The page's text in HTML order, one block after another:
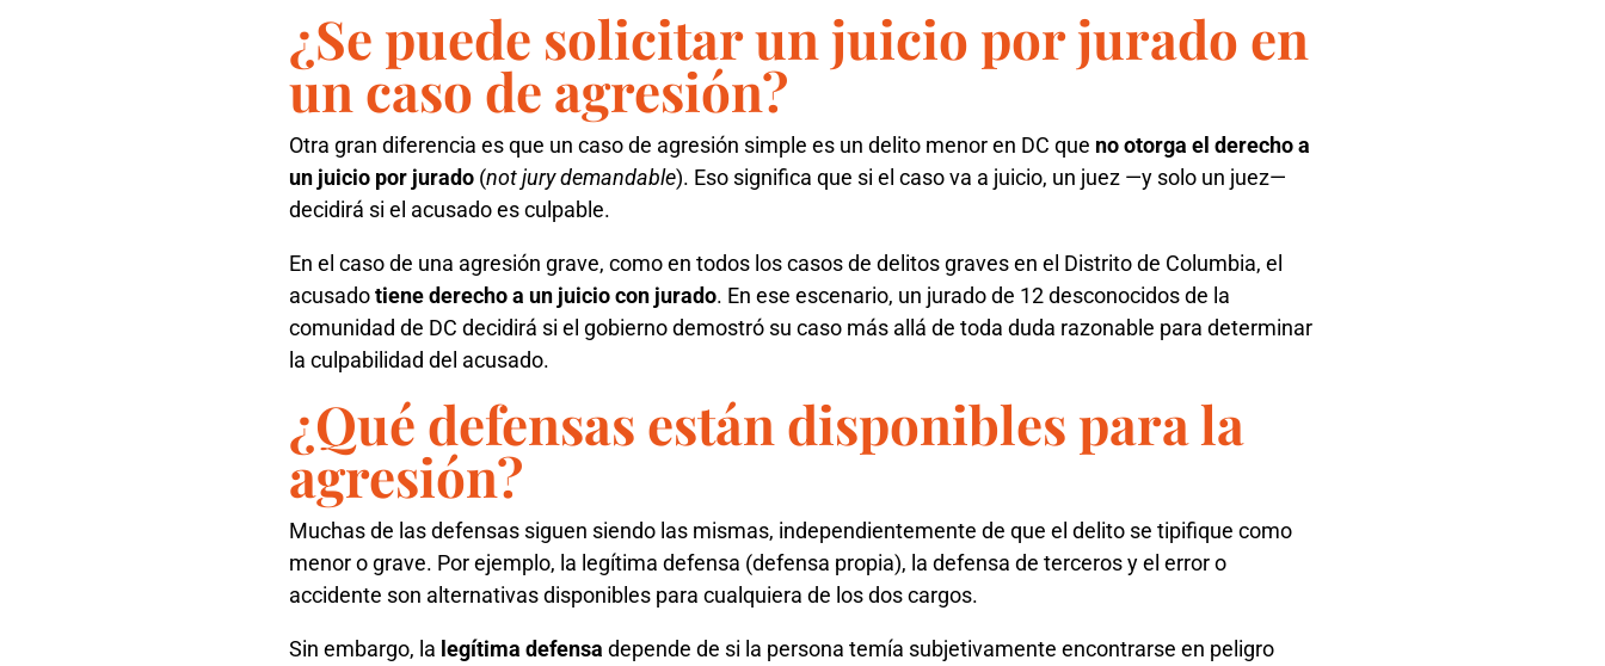
¿Se puede solicitar un juicio por jurado en
un caso de agresión?
Otra gran diferencia es que un caso de agresión simple es un delito menor en DC que no otorga el derecho a
un juicio por jurado(not jury demandable). Eso significa que si el caso va a juicio, un juez —y solo un juez—
decidirá si el acusado es culpable.
En el caso de una agresión grave, como en todos los casos de delitos graves en el Distrito de Columbia, el
acusadotiene derecho a un juicio con jurado. En ese escenario, un jurado de 12 desconocidos de la
comunidad de DC decidirá si el gobierno demostró su caso más allá de toda duda razonable para determinar
la culpabilidad del acusado.
¿Qué defensas están disponibles para la
agresión?
Muchas de las defensas siguen siendo las mismas, independientemente de que el delito se tipifique como
menor o grave. Por ejemplo, la legítima defensa (defensa propia), la defensa de terceros y el error o
accidente son alternativas disponibles para cualquiera de los dos cargos.
Sin embargo, la legítima defensa depende de si la persona temía subjetivamente encontrarse en peligro